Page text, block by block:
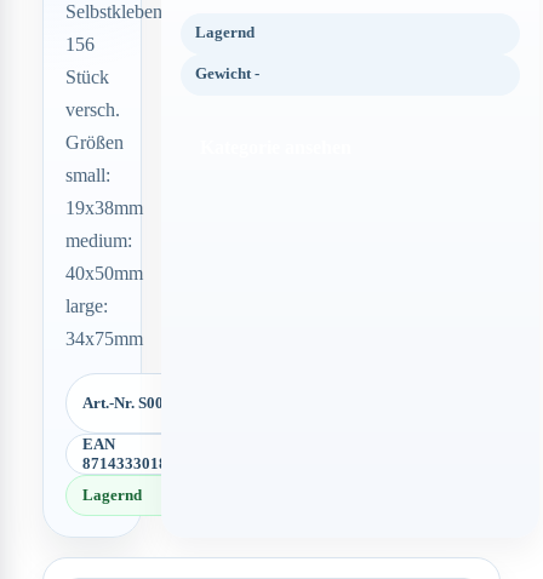
Selbstklebend
156
Stück
versch.
Größen
small:
19x38mm
medium:
40x50mm
large:
34x75mm
Art.-Nr. S00691
EAN
8714333018404
Lagernd
Lagernd
Gewicht -